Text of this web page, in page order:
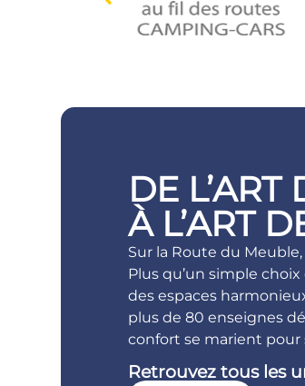
DE
À L’ART
Sur la Route du
Plus qu’un simple
des espaces
plus de 80 enseignes
confort se marient
Retrouvez tous les